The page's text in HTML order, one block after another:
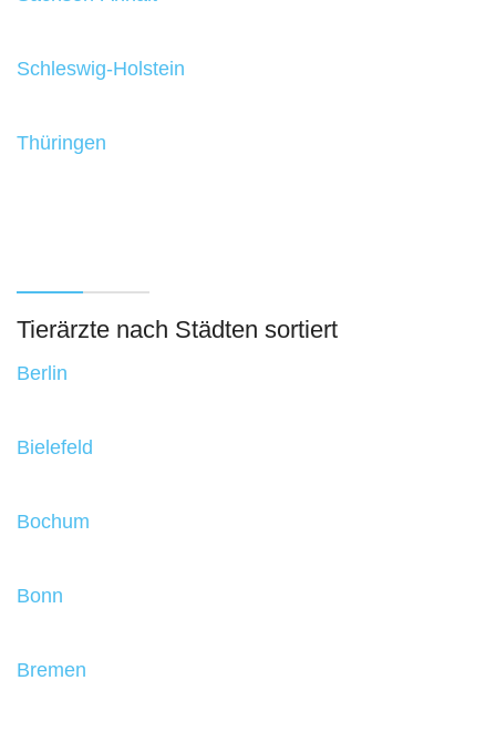
Schleswig-Holstein
Thüringen
Tierärzte nach Städten sortiert
Berlin
Bielefeld
Bochum
Bonn
Bremen